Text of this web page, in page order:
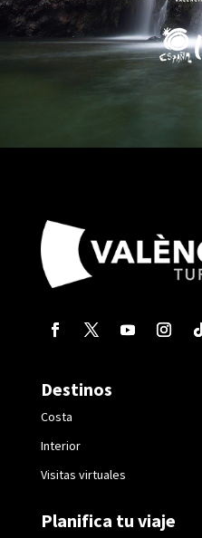
Destinos
Costa
Interior
Visitas virtuales
Planifica tu viaje